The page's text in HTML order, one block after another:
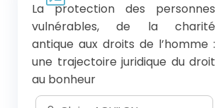
La protection des personnes
vulnérables, de la charité
antique aux droits de l’homme :
une trajectoire juridique du droit
au bonheur